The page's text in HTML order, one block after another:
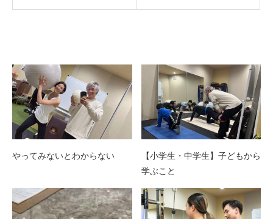
やってみないとわからない
【小学生・中学生】子どもから
学ぶこと